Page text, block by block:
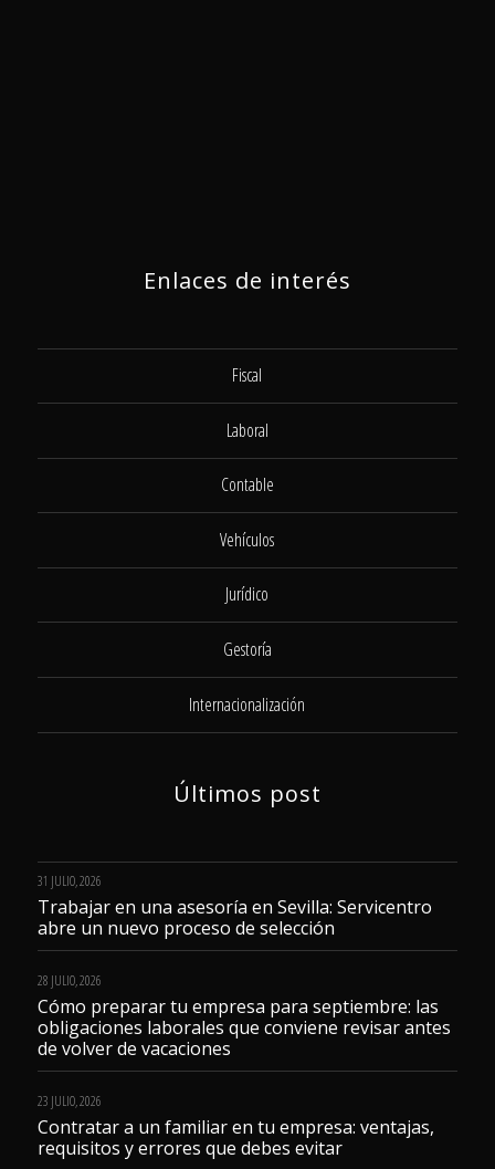
Enlaces de interés
Fiscal
Laboral
Contable
Vehículos
Jurídico
Gestoría
Internacionalización
Últimos post
31 JULIO, 2026
Trabajar en una asesoría en Sevilla: Servicentro
abre un nuevo proceso de selección
28 JULIO, 2026
Cómo preparar tu empresa para septiembre: las
obligaciones laborales que conviene revisar antes
de volver de vacaciones
23 JULIO, 2026
Contratar a un familiar en tu empresa: ventajas,
requisitos y errores que debes evitar